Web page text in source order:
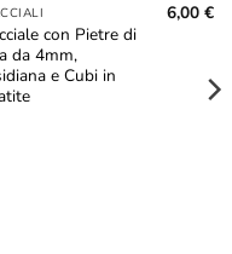
desideri
con Pietre di
da 4mm,
e Cubi in
6,00€